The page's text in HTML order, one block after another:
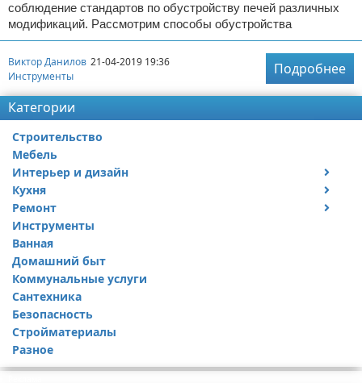
соблюдение стандартов по обустройству печей различных
модификаций. Рассмотрим способы обустройства
Виктор Данилов 21-04-2019 19:36
Инструменты
Подробнее
Категории
Строительство
Мебель
Интерьер и дизайн
Дизайн дачи
Дизайн квартиры
Кухня
Посуда
Ремонт
Ремонт дачи
Ремонт квартиры
Инструменты
Ванная
Домашний быт
Коммунальные услуги
Сантехника
Безопасность
Стройматериалы
Разное